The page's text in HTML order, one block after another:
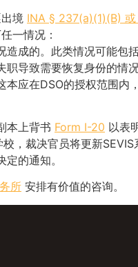
境 INA § 237(a)(1)(B)
一情况：
造成的。此类情况可能包
职导致需要恢复身份的情
应在DSO的授权范围内
本上背书 Form I-20 以表
，裁决官员将更新
的通知。
所 安排有价值的咨询。